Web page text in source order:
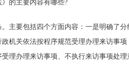
的主要内容有哪些?
要包括四个方面内容：一是明确了分
机关依法按程序规范受理办理来访事
理办理来访事项、不执行来访事项处